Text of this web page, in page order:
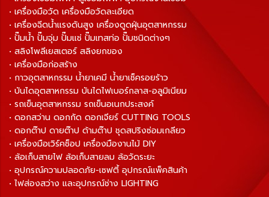
• เครื่องมือวัด เครื่องมือวัดละเอียด
• เครื่องฉีดน้ำแรงดันสูง เครื่องดูดฝุ่นอุตสาหกรรม
• ปั๊มน้ำ ปั๊มจุ่ม ปั๊มแช่ ปั๊มเทสท่อ ปั๊มชนิดต่างๆ
• สลิงโพลีเยสเตอร์ สลิงยกของ
• เครื่องมือก่อสร้าง
• กาวอุตสาหกรรม น้ำยาเคมี น้ำยาเช็ครอยร้าว
• บันไดอุตสาหกรรม บันไดไฟเบอร์กลาส-อลูมิเนียม
• รถเข็นอุตสาหกรรม รถเข็นอเนกประสงค์
• ดอกสว่าน ดอกกัด ดอกเจียร์ CUTTING TOOLS
• ดอกต๊าป ดายต๊าป ด้ามต๊าป ชุดสปริงซ่อมเกลียว
• เครื่องมือเวิร์คช็อป เครื่องมืองานไม้ DIY
• ล้อเก็บสายไฟ ล้อเก็บสายลม ล้อวัดระยะ
• อุปกรณ์ความปลอดภัย-เซฟตี้ อุปกรณ์แพ็คสินค้า
• ไฟส่องสว่าง และอุปกรณ์ช่าง LIGHTING